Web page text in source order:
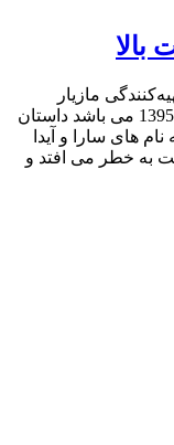
بالا
مازیار
میری و نویسندگی امیر عربی محصول سال 1395 می باشد داستان
های سارا و آیدا
به خطر می افتد و